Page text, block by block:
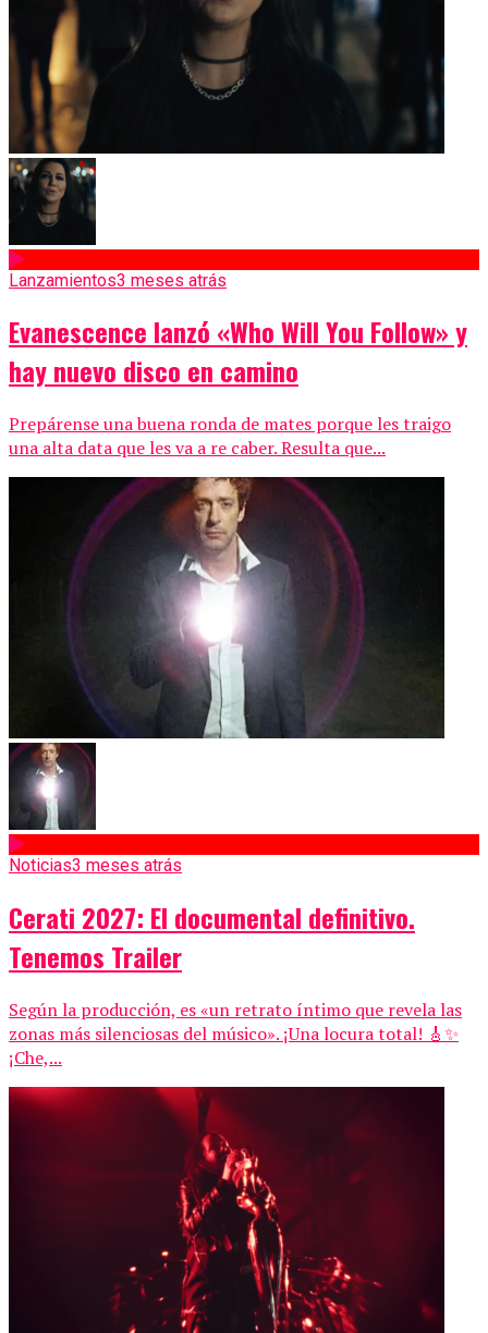
Lanzamientos3 meses atrás
Evanescence lanzó «Who Will You Follow» y
hay nuevo disco en camino
Prepárense una buena ronda de mates porque les traigo
una alta data que les va a re caber. Resulta que...
Noticias3 meses atrás
Cerati 2027: El documental definitivo.
Tenemos Trailer
Según la producción, es «un retrato íntimo que revela las
zonas más silenciosas del músico». ¡Una locura total! 🎸✨
¡Che,...